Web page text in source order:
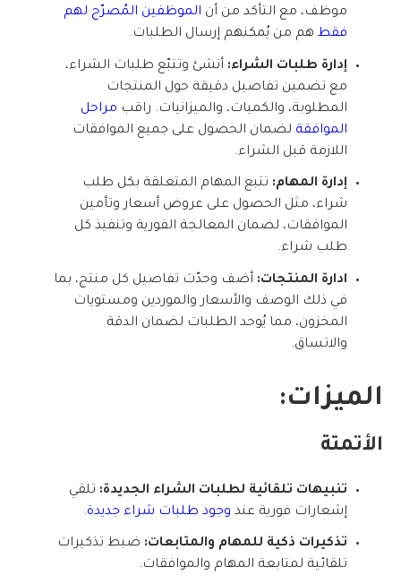
موظف، مع التأكد من أن الموظفين المُصرّح لهم
فقط هم من يُمكنهم إرسال الطلبات.
إدارة طلبات الشراء: أنشئ وتتبّع طلبات الشراء،
مع تضمين تفاصيل دقيقة حول المنتجات
المطلوبة، والكميات، والميزانيات. راقب مراحل
الموافقة لضمان الحصول على جميع الموافقات
اللازمة قبل الشراء.
إدارة المهام: تتبع المهام المتعلقة بكل طلب
شراء، مثل الحصول على عروض أسعار وتأمين
الموافقات، لضمان المعالجة الفورية وتنفيذ كل
طلب شراء.
ادارة المنتجات: أضف وحدّث تفاصيل كل منتج، بما
في ذلك الوصف والأسعار والموردين ومستويات
المخزون، مما يُوحد الطلبات لضمان الدقة
والاتساق.
الميزات:
الأتمتة
تنبيهات تلقائية لطلبات الشراء الجديدة: تلقي
إشعارات فورية عند وجود طلبات شراء جديدة.
تذكيرات ذكية للمهام والمتابعات: ضبط تذكيرات
تلقائية لمتابعة المهام والموافقات.